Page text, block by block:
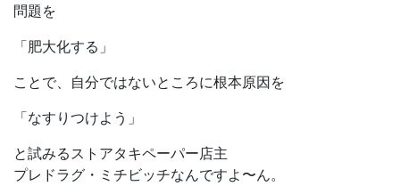
問題を
「肥大化する」
ことで、自分ではないところに根本原因を
「なすりつけよう」
と試みるストアタキペーパー店主
プレドラグ・ミチビッチなんですよ〜ん。